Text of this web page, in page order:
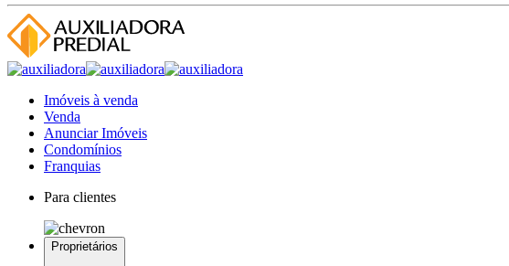
Imóveis à venda
Venda
Anunciar Imóveis
Condomínios
Franquias
Para clientes
Proprietários